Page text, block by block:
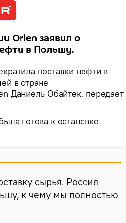
Orlen заявил о
в Польшу.
поставки нефти в
в стране
Даниель Обайтек, передает
готова к остановке
сырья. Россия
к чему мы полностью